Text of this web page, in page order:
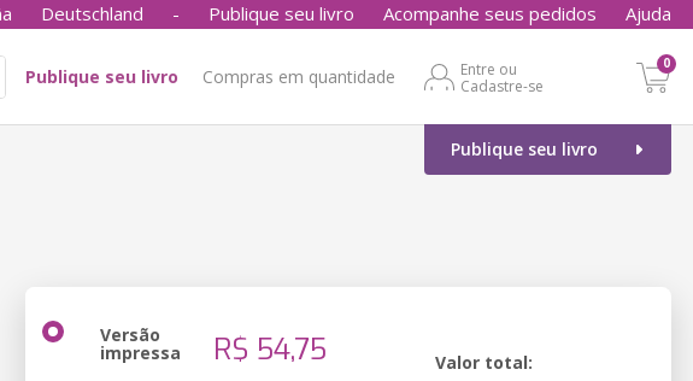
Deutschland - Publique seu livro Acompanhe seus pedidos Ajuda
Publique seu livro Compras em quantidade
Entre ou
Cadastre-se
0
Publique seu livro
Versão
impressa R$ 54,75 Valor total: